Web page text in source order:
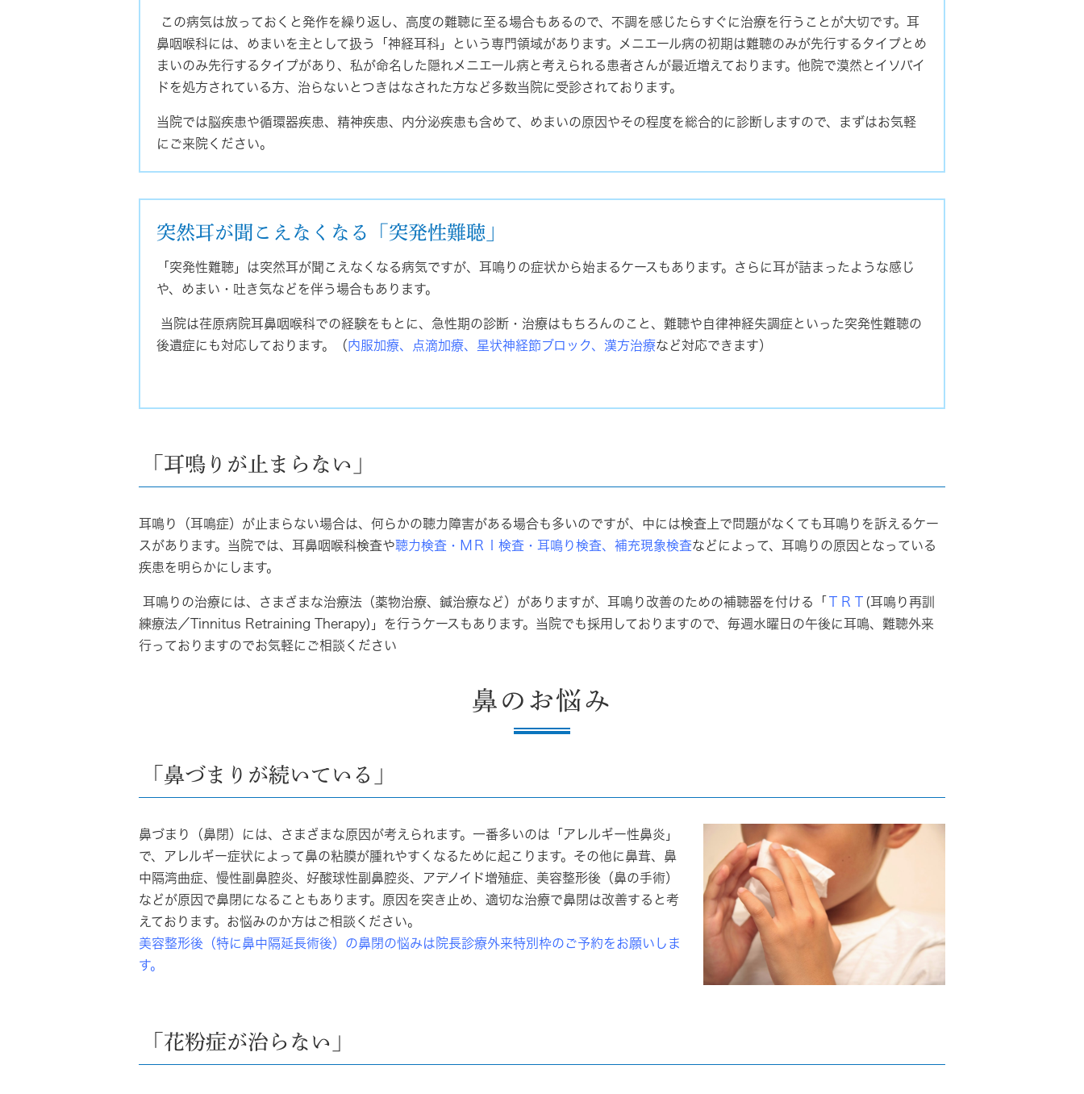
この病気は放っておくと発作を繰り返し、高度の難聴に至る場合もあるので、不調を感じたらすぐに治療を行うことが大切です。耳
鼻咽喉科には、めまいを主として扱う「神経耳科」という専門領域があります。メニエール病の初期は難聴のみが先行するタイプとめ
まいのみ先行するタイプがあり、私が命名した隠れメニエール病と考えられる患者さんが最近増えております。他院で漠然とイソバイ
ドを処方されている方、治らないとつきはなされた方など多数当院に受診されております。
当院では脳疾患や循環器疾患、精神疾患、内分泌疾患も含めて、めまいの原因やその程度を総合的に診断しますので、まずはお気軽
にご来院ください。
突然耳が聞こえなくなる「突発性難聴」
「突発性難聴」は突然耳が聞こえなくなる病気ですが、耳鳴りの症状から始まるケースもあります。さらに耳が詰まったような感じ
や、めまい・吐き気などを伴う場合もあります。
当院は荏原病院耳鼻咽喉科での経験をもとに、急性期の診断・治療はもちろんのこと、難聴や自律神経失調症といった突発性難聴の
後遺症にも対応しております。（内服加療、点滴加療、星状神経節ブロック、漢方治療など対応できます）
「耳鳴りが止まらない」
耳鳴り（耳鳴症）が止まらない場合は、何らかの聴力障害がある場合も多いのですが、中には検査上で問題がなくても耳鳴りを訴えるケー
スがあります。当院では、耳鼻咽喉科検査や聴力検査・ＭＲＩ検査・耳鳴り検査、補充現象検査などによって、耳鳴りの原因となっている
疾患を明らかにします。
耳鳴りの治療には、さまざまな治療法（薬物治療、鍼治療など）がありますが、耳鳴り改善のための補聴器を付ける「 ＴＲＴ (耳鳴り再訓
練療法／Tinnitus Retraining Therapy)」を行うケースもあります。当院でも採用しておりますので、毎週水曜日の午後に耳鳴、難聴外来
行っておりますのでお気軽にご相談ください
鼻のお悩み
「鼻づまりが続いている」
鼻づまり（鼻閉）には、さまざまな原因が考えられます。一番多いのは「アレルギー性鼻炎」
で、アレルギー症状によって鼻の粘膜が腫れやすくなるために起こります。その他に鼻茸、鼻
中隔湾曲症、慢性副鼻腔炎、好酸球性副鼻腔炎、アデノイド増殖症、美容整形後（鼻の手術）
などが原因で鼻閉になることもあります。原因を突き止め、適切な治療で鼻閉は改善すると考
えております。お悩みのか方はご相談ください。
美容整形後（特に鼻中隔延長術後）の鼻閉の悩みは院長診療外来特別枠のご予約をお願いしま
す。
「花粉症が治らない」